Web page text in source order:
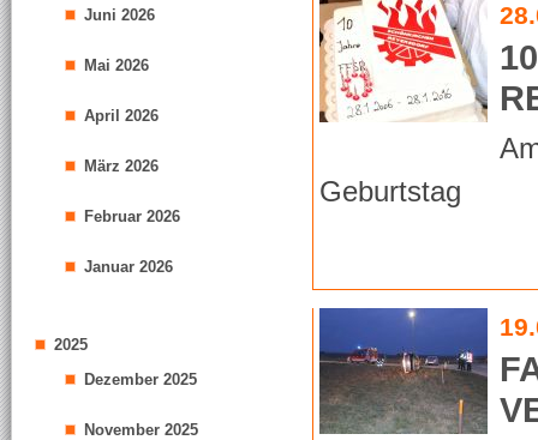
Juni 2026
Mai 2026
April 2026
März 2026
Februar 2026
Januar 2026
2025
Dezember 2025
November 2025
Geburtstag